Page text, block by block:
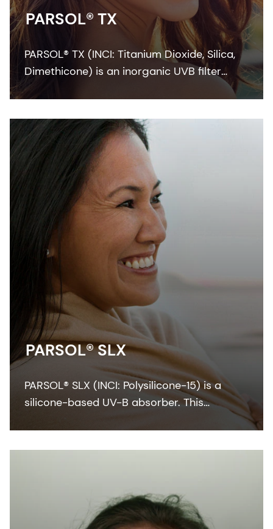
PARSOL® TX
PARSOL® TX (INCI: Titanium Dioxide, Silica,
Dimethicone) is an inorganic UVB filter
providing a very good SPF performance as
protection into the blue light range.
PARSOL® SLX
PARSOL® SLX (INCI: Polysilicone-15) is a
silicone-based UV-B absorber. This
sunscreen formulation.